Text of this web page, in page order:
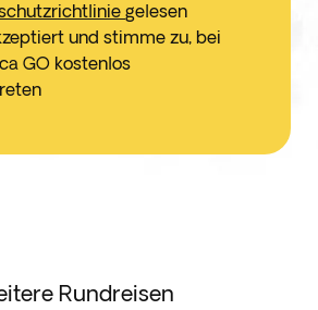
gelesen
und stimme zu, bei
GO kostenlos
Rundreisen